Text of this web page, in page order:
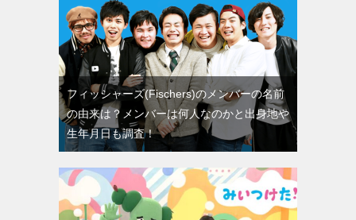
フィッシャーズ(Fischers)のメンバーの名前
の由来は？メンバーは何人なのかと出身地や
生年月日も調査！